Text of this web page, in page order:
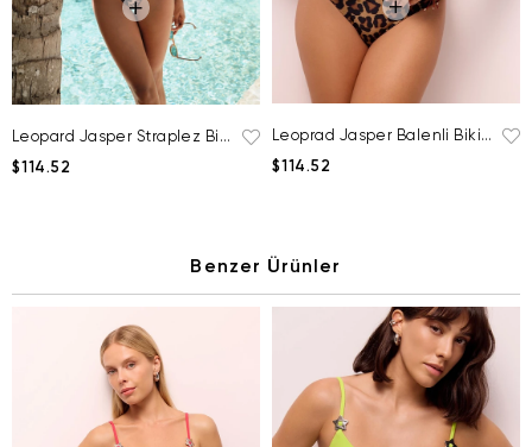
Leopard Jasper Straplez Bikini Üstü
$114.52
Leoprad Jasper Balenli Bikini Üstü
$114.52
Benzer Ürünler